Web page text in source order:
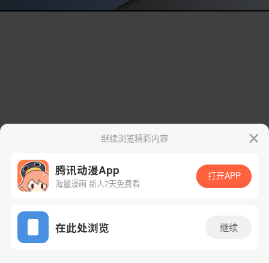
App免费看
继续浏览精彩内容
腾讯动漫App
海量漫画 新人7天免费看
打开APP
在此处浏览 继续